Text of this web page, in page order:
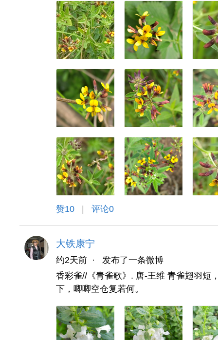
赞10 评论0
大铁康宁
约2天前 ·
发布了一条微博
香彩雀//《青雀歌》. 唐-王维 青雀翅羽短
下，唧唧空仓复若何。